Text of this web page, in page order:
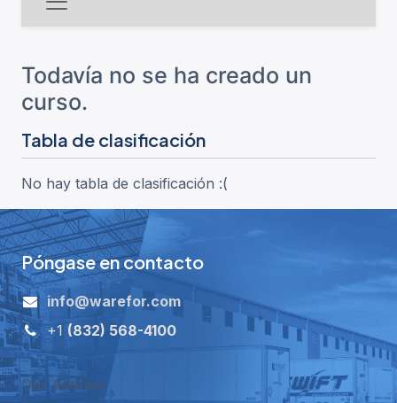
Tabla de clasificación
No hay tabla de clasificación :(
Todavía no se ha creado un
curso.
Póngase en contacto
info@warefor.com
+1 (832) 568-4100
Our Address